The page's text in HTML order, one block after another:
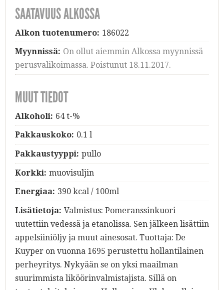
SAATAVUUS ALKOSSA
Alkon tuotenumero: 186022
Myynnissä: On ollut aiemmin Alkossa myynnissä
perusvalikoimassa. Poistunut 18.11.2017.
MUUT TIEDOT
Alkoholi: 64 t-%
Pakkauskoko: 0.1 l
Pakkaustyyppi: pullo
Korkki: muovisuljin
Energiaa: 390 kcal / 100ml
Lisätietoja: Valmistus: Pomeranssinkuori
uutettiin vedessä ja etanolissa. Sen jälkeen lisättiin
appelsiiniöljy ja muut ainesosat. Tuottaja: De
Kuyper on vuonna 1695 perustettu hollantilainen
perheyritys. Nykyään se on yksi maailman
suurimmista liköörinvalmistajista. Sillä on